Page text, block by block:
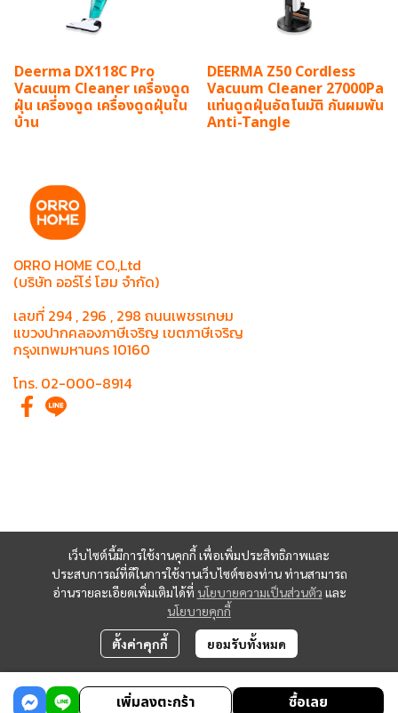
Deerma DX118C Pro
Vacuum Cleaner เครื่องดูด
ฝุ่น เครี่องดูด เครื่องดูดฝุ่นใน
บ้าน
DEERMA Z50 Cordless
Vacuum Cleaner 27000Pa
แท่นดูดฝุ่นอัตโนมัติ กันผมพัน
Anti-Tangle
เพิ่มลงตะกร้า ซื้อเลย
เว็บไซต์นี้มีการใช้งานคุกกี้ เพื่อเพิ่มประสิทธิภาพและ
ประสบการณ์ที่ดีในการใช้งานเว็บไซต์ของท่าน ท่านสามารถ
อ่านรายละเอียดเพิ่มเติมได้ที่ นโยบายความเป็นส่วนตัว และ
นโยบายคุกกี้
ตั้งค่าคุกกี้ ยอมรับทั้งหมด
ORRO HOME CO.,Ltd
(บริษัท ออร์โร่ โฮม จำกัด)
เลขที่ 294 , 296 , 298 ถนนเพชรเกษม
แขวงปากคลองภาษีเจริญ เขตภาษีเจริญ
กรุงเทพมหานคร 10160
โทร. 02-000-8914
Copyright | All Rights Reserved | Powered by MWE